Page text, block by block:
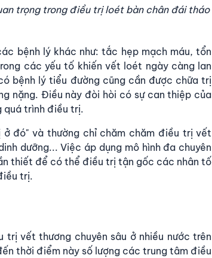
trọng trong điều trị loét bàn chân đái tháo
bệnh lý khác như: tắc hẹp mạch máu, tổn
các yếu tố khiến vết loét ngày càng lan
bệnh lý tiểu đường cũng cần được chữa trị
nặng. Điều này đòi hòi có sự can thiệp của
quá trình điều trị.
đó" và thường chỉ chăm chăm điều trị vết
dưỡng... Việc áp dụng mô hình đa chuyên
thiết để có thể điều trị tận gốc các nhân tố
trị.
vết thương chuyên sâu ở nhiều nước trên
thời điểm này số lượng các trung tâm điều